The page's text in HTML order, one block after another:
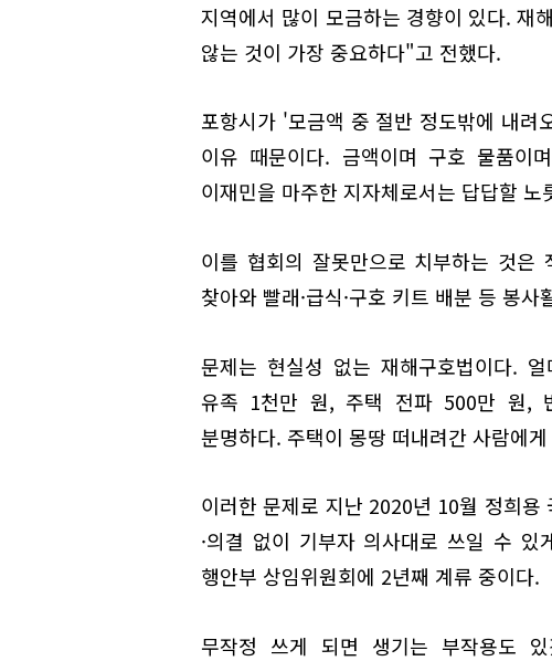
지역에서 많이 모금하는 경향이 있다. 재
않는 것이 가장 중요하다"고 전했다.
포항시가 '모금액 중 절반 정도밖에 내려
이유 때문이다. 금액이며 구호 물품이
이재민을 마주한 지자체로서는 답답할 노
이를 협회의 잘못만으로 치부하는 것
찾아와 빨래·급식·구호 키트 배분 등 봉
문제는 현실성 없는 재해구호법이다.
유족 1천만 원, 주택 전파 500만 원,
분명하다. 주택이 몽땅 떠내려간 사람에
이러한 문제로 지난 2020년 10월 정희용
·의결 없이 기부자 의사대로 쓰일 수
행안부 상임위원회에 2년째 계류 중이다.
무작정 쓰게 되면 생기는 부작용도